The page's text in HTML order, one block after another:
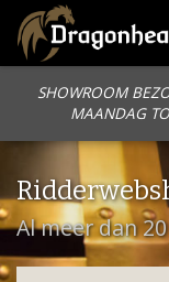
SHOWROOM
MAANDAG
Al meer dan